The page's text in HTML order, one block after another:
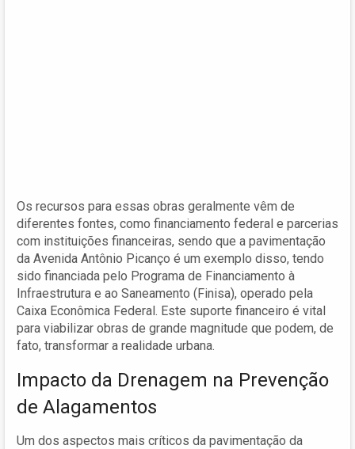
Os recursos para essas obras geralmente vêm de
diferentes fontes, como financiamento federal e parcerias
com instituições financeiras, sendo que a pavimentação
da Avenida Antônio Picanço é um exemplo disso, tendo
sido financiada pelo Programa de Financiamento à
Infraestrutura e ao Saneamento (Finisa), operado pela
Caixa Econômica Federal. Este suporte financeiro é vital
para viabilizar obras de grande magnitude que podem, de
fato, transformar a realidade urbana.
Impacto da Drenagem na Prevenção
de Alagamentos
Um dos aspectos mais críticos da pavimentação da